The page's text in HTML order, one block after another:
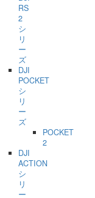
RS
2
シ
リ
ー
ズ
DJI
POCKET
シ
リ
ー
ズ
POCKET
2
DJI
ACTION
シ
リ
ー